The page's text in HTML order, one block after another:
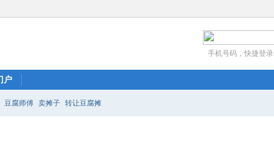
手机号码，快捷登录
户
豆腐师傅 卖摊子 转让豆腐摊